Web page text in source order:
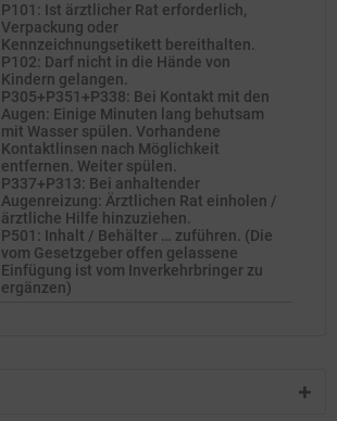
P101: Ist ärztlicher Rat erforderlich,
Verpackung oder
Kennzeichnungsetikett bereithalten.
P102: Darf nicht in die Hände von
Kindern gelangen.
P305+P351+P338: Bei Kontakt mit den
Augen: Einige Minuten lang behutsam
mit Wasser spülen. Vorhandene
Kontaktlinsen nach Möglichkeit
entfernen. Weiter spülen.
P337+P313: Bei anhaltender
Augenreizung: Ärztlichen Rat einholen /
ärztliche Hilfe hinzuziehen.
P501: Inhalt / Behälter … zuführen. (Die
vom Gesetzgeber offen gelassene
Einfügung ist vom Inverkehrbringer zu
ergänzen)